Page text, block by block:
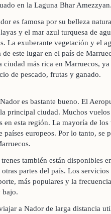
en la Laguna Bhar
es famosa por su belleza
y el mar azul turquesa de
La exuberante vegetación y el
este lugar en el país de
ciudad más rica en Marruecos,
de pescado, frutas y ganado.
es bastante bueno. El
principal ciudad. Muchos
en esta región. La mayoría de
países europeos. Por lo tanto, se
también están disponibles
partes del país. Los
más populares y la
bajo.
a Nador de larga distancia